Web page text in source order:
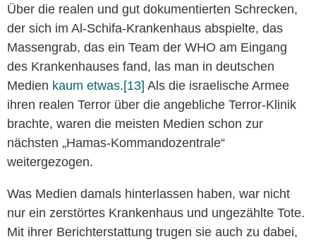
Über die realen und gut dokumentierten Schrecken,
der sich im Al-Schifa-Krankenhaus abspielte, das
Massengrab, das ein Team der WHO am Eingang
des Krankenhauses fand, las man in deutschen
Medien kaum etwas.[13] Als die israelische Armee
ihren realen Terror über die angebliche Terror-Klinik
brachte, waren die meisten Medien schon zur
nächsten „Hamas-Kommandozentrale“
weitergezogen.
Was Medien damals hinterlassen haben, war nicht
nur ein zerstörtes Krankenhaus und ungezählte Tote.
Mit ihrer Berichterstattung trugen sie auch zu dabei,